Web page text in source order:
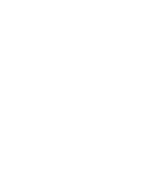
tredjeparter til at
samt til brug